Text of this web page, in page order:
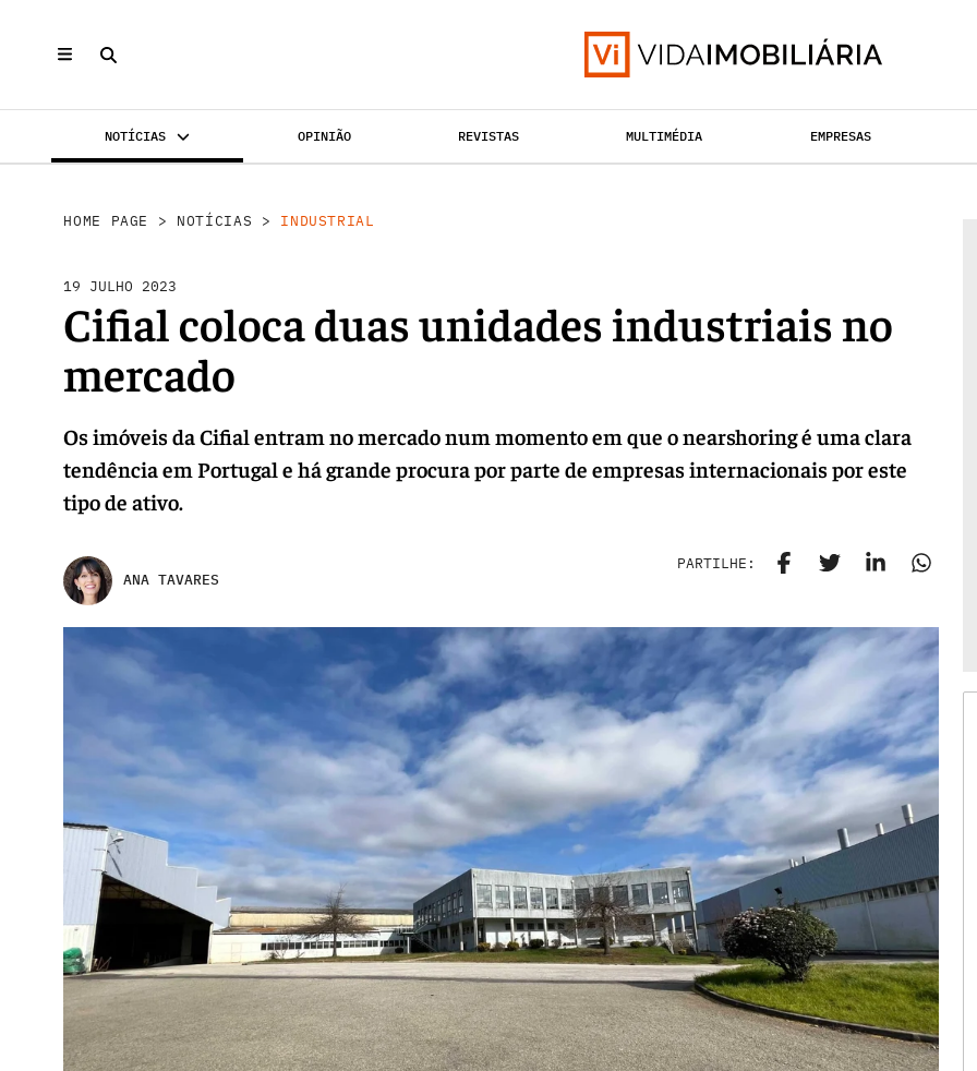
NOTÍCIAS OPINIÃO REVISTAS MULTIMÉDIA EMPRESAS
HOME PAGE > NOTÍCIAS > INDUSTRIAL
19 JULHO 2023
Cifial coloca duas unidades industriais no
mercado
Os imóveis da Cifial entram no mercado num momento em que o nearshoring é uma clara
tendência em Portugal e há grande procura por parte de empresas internacionais por este
tipo de ativo.
ANA TAVARES
PARTILHE: